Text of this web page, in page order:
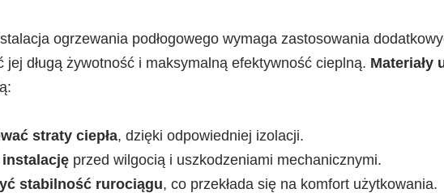
ogrzewania podłogowego wymaga zastosowania
jej długą żywotność i maksymalną efektywność cieplną. Materiały
straty ciepła, dzięki odpowiedniej izolacji.
przed wilgocią i uszkodzeniami mechanicznymi.
stabilność rurociągu, co przekłada się na komfort użytkowania.